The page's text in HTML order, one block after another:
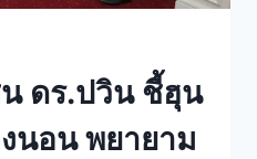
ดร.ปวิน ชี้ฮุน
นอน พยายาม